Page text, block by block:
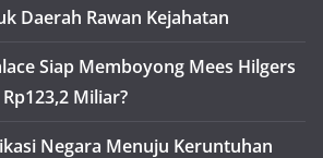
Daerah Rawan Kejahatan
Siap Memboyong Mees Hilgers
Miliar?
Negara Menuju Keruntuhan